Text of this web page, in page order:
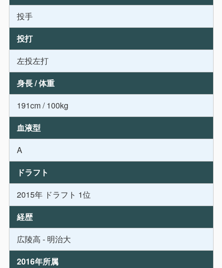
投手
投打
左投左打
身長 / 体重
191cm / 100kg
血液型
A
ドラフト
2015年 ドラフト 1位
経歴
広陵高 - 明治大
2016年所属